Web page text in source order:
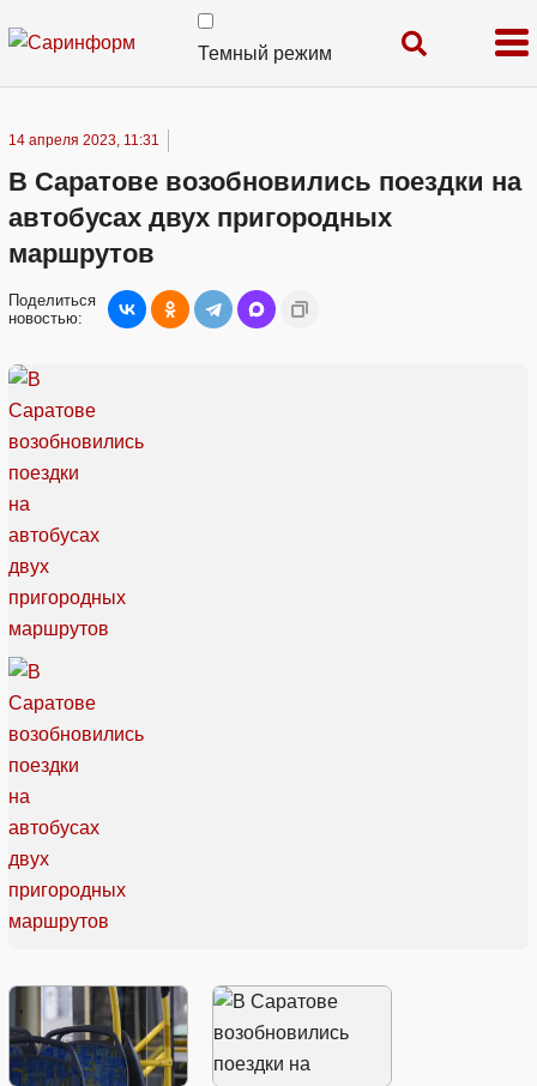
Темный режим
14 апреля 2023, 11:31
В Саратове возобновились поездки на
автобусах двух пригородных
маршрутов
Поделиться
новостью: